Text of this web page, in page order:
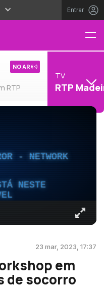
Entrar
RTP
NO AR
TV
RTP
- NETWORK
NESTE
23 mar, 2023, 17:37
em
de socorro